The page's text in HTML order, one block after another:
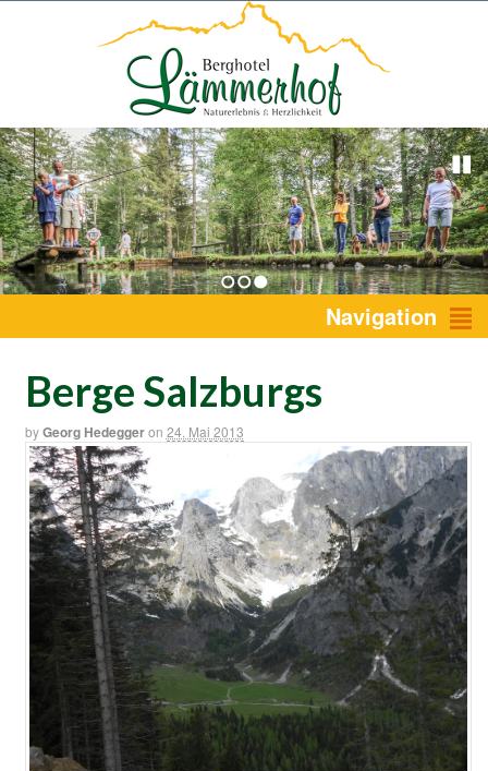
1 2 3 Navigation
Berge Salzburgs
byGeorg Hedeggeron 24. Mai 2013